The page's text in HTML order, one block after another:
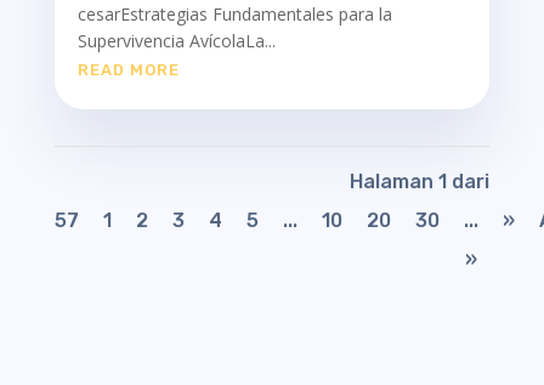
cesarEstrategias Fundamentales para la
Supervivencia AvícolaLa...
READ MORE
Halaman 1 dari
57
1 2 3 4 5 ... 10 20 30 ... »
»